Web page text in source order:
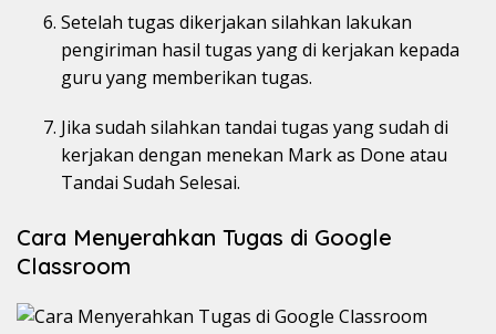
Setelah tugas dikerjakan silahkan lakukan
pengiriman hasil tugas yang di kerjakan kepada
guru yang memberikan tugas.
Jika sudah silahkan tandai tugas yang sudah di
kerjakan dengan menekan Mark as Done atau
Tandai Sudah Selesai.
Cara Menyerahkan Tugas di Google
Classroom